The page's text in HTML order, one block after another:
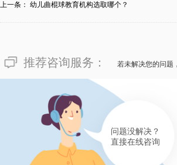
上一条： 幼儿曲棍球教育机构选取哪个？
推荐咨询服务： 若未解决您的问题
问题没解决？
直接在线咨询